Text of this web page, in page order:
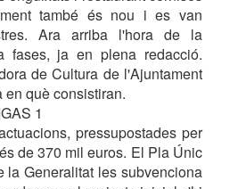
també és nou i es van
Ara arriba l'hora de la
fases, ja en plena redacció.
de Cultura de l'Ajuntament
què consistiran.
1
pressupostades per
de 370 mil euros. El Pla Únic
la Generalitat les subvenciona